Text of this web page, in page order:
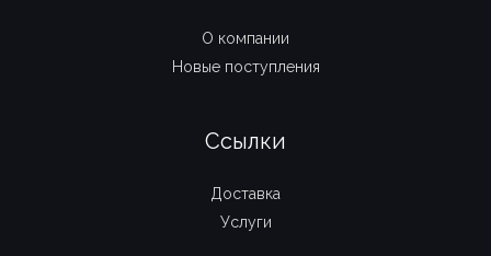
О компании
Новые поступления
Ссылки
Доставка
Услуги